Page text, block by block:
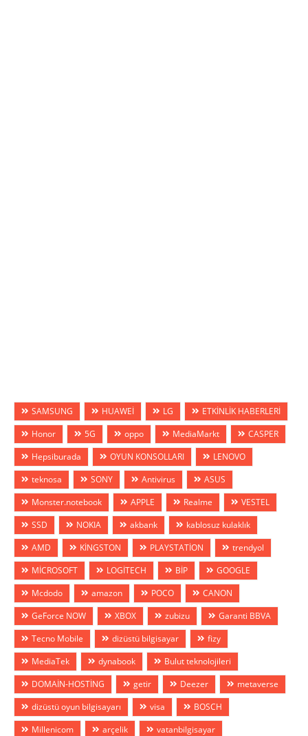
SAMSUNG HUAWEİ LG
ETKİNLİK HABERLERİ
Honor
5G oppo MediaMarkt
CASPER
Hepsiburada
OYUN KONSOLLARI
LENOVO
teknosa
SONY Antivirus
ASUS
Monster.notebook
APPLE Realme
VESTEL
SSD
NOKIA akbank
kablosuz kulaklık
AMD
KİNGSTON PLAYSTATİON
trendyol
MİCROSOFT
LOGİTECH BİP
GOOGLE
Mcdodo
amazon POCO
CANON
GeForce NOW
XBOX zubizu
Garanti BBVA
Tecno Mobile
dizüstü bilgisayar
fizy
MediaTek
dynabook
Bulut teknolojileri
DOMAİN-HOSTİNG
getir Deezer
metaverse
dizüstü oyun bilgisayarı
visa
BOSCH
Millenicom
arçelik
vatanbilgisayar